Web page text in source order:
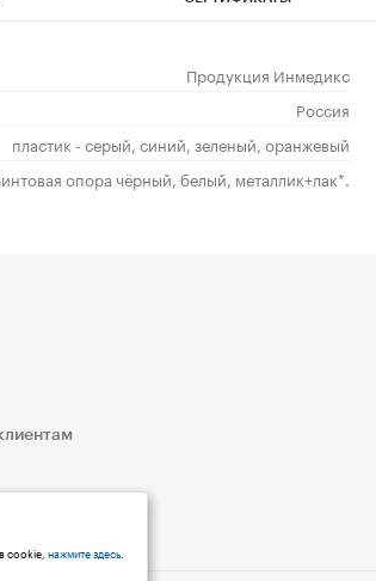
Продукция Инмедикс
Россия
пластик - серый, синий, зеленый, оранжевый
опора чёрный, белый, металлик+лак*.
cookie, нажмите здесь.